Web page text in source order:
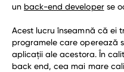
un back-end developerse
Acest lucru înseamnă că ei
programele care operează
aplicații ale acestora. În
back end, cea mai mare